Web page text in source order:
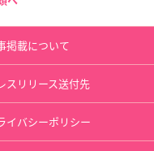
掲載について
スリリース送付先
イバシーポリシー